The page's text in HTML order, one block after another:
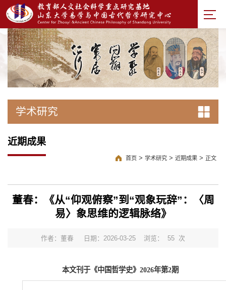
学术研究
近期成果
首页 > 学术研究 > 近期成果 > 正文
董春：《从“仰观俯察”到“观象玩辞”：〈周
易〉象思维的逻辑脉络》
作者：董春 日期：2026-03-25 浏览： 55 次
本文刊于《中国哲学史》2026年第2期